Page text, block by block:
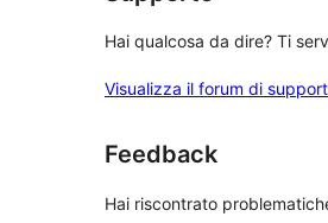
Hai qualcosa da dire? Ti
Visualizza il forum di
Feedback
Hai riscontrato